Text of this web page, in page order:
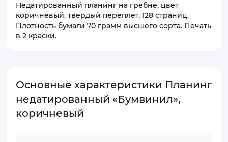
Недатированный планинг на гребне, цвет
коричневый, твердый переплет, 128 страниц.
Плотность бумаги 70 грамм высшего сорта. Печать
в 2 краски.
Основные характеристики Планинг
недатированный «Бумвинил»,
коричневый